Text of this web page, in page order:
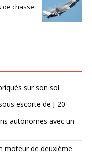
de chasse
sur son sol
escorte de J-20
autonomes avec un
moteur de deuxième